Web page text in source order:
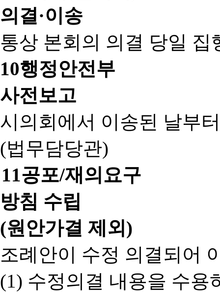
의결·이송
통상 본회의 의결 당일 집
10행정안전부
사전보고
시의회에서 이송된 날부
(법무담당관)
11공포/재의요구
방침 수립
(원안가결 제외)
조례안이 수정 의결되어
(1) 수정의결 내용을 수용